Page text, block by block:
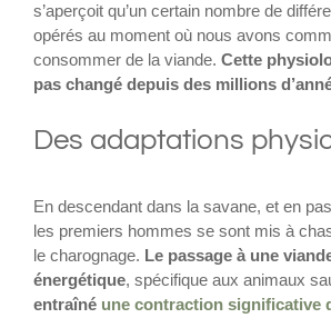
s’aperçoit qu’un certain nombre de
opérés au moment où nous avons
consommer de la viande. Cette
pas changé depuis des millions
Des adaptations
En descendant dans la savane, et en
les premiers hommes se sont mis à
le charognage. Le passage à une
énergétique, spécifique aux animaux
entraîné une contraction significative